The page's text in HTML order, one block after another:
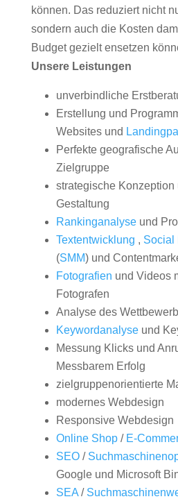
können. Das reduziert nicht
sondern auch die Kosten
Budget gezielt ensetzen
Unsere Leistungen
unverbindliche
Erstellung und
Websites und
Perfekte geografische
Zielgruppe
strategische Konzeption
Gestaltung
Rankinganalyseund
Textentwicklung , Social
(SMM) und
Fotografien und Videos
Fotografen
Analyse des
Keywordanalyseund
Messung Klicks und
Messbarem Erfolg
zielgruppenorientierte
modernes Webdesign
Responsive Webdesign
Online Shop/ E-
SEO/
Google und Microsoft
SEA/